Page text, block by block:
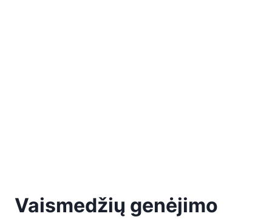
Vaismedžių genėjimo